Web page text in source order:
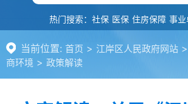
热门搜索： 社保 医保 住房保障 事
当前位置: 首页 > 江岸区人民政府网站 >
商环境 > 政策解读